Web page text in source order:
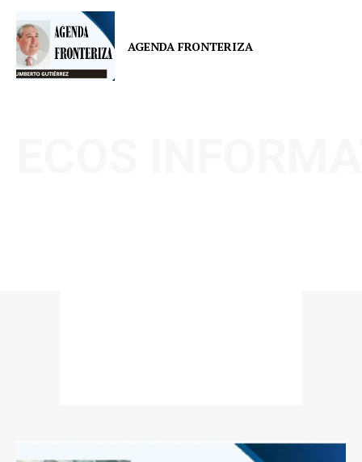
AGENDA FRONTERIZA